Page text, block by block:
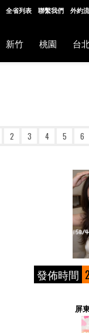
全省列表 聯繫我們 外約
新竹 桃園 台
2 3 4 5 6
發佈時間
屏